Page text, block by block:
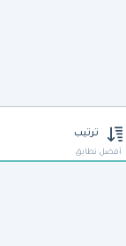
ترتيب
أفضل تطابق